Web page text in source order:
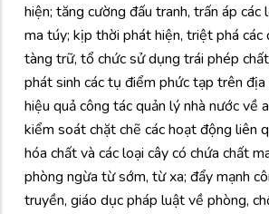
hiện; tăng cường đấu tranh, trấn áp các
ma túy; kịp thời phát hiện, triệt phá các
tàng trữ, tổ chức sử dụng trái phép
phát sinh các tụ điểm phức tạp trên địa
hiệu quả công tác quản lý nhà nước về
kiểm soát chặt chẽ các hoạt động liên
hóa chất và các loại cây có chứa chất
phòng ngừa từ sớm, từ xa; đẩy mạnh
truyền, giáo dục pháp luật về phòng,